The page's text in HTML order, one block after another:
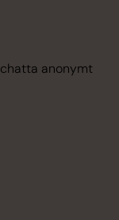
anonymt